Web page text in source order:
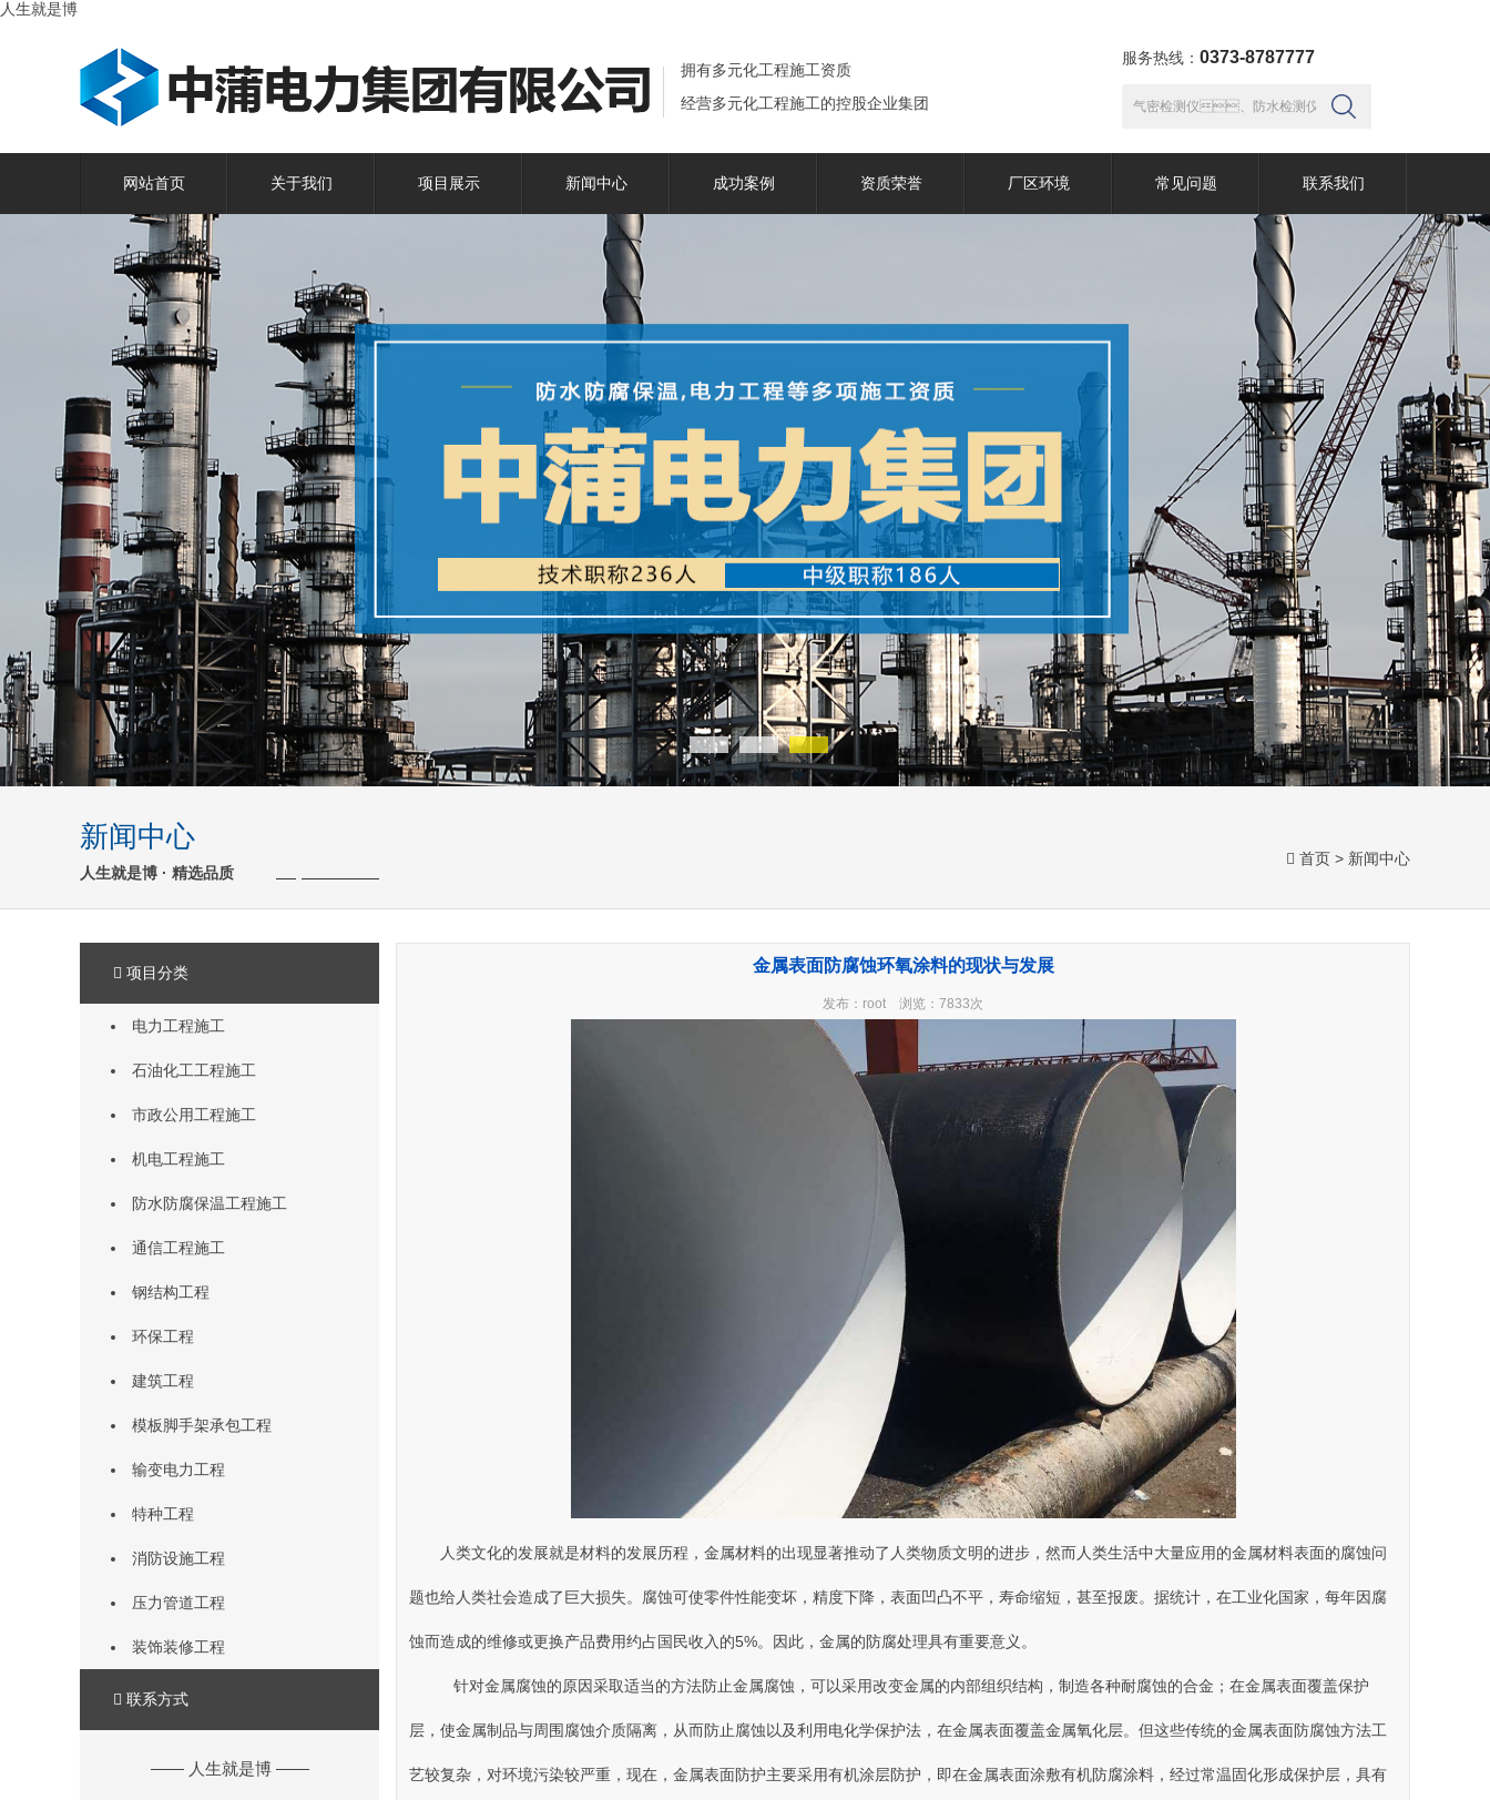
人生就是博
拥有多元化工程施工资质
经营多元化工程施工的控股企业集团
服务热线： 0373-8787777
网站首页 关于我们 项目展示 新闻中心 成功案例 资质荣誉 厂区环境 常见问题 联系我们
新闻中心
人生就是博 · 精选品质
首页 > 新闻中心
项目分类
电力工程施工
石油化工工程施工
市政公用工程施工
机电工程施工
防水防腐保温工程施工
通信工程施工
钢结构工程
环保工程
建筑工程
模板脚手架承包工程
输变电力工程
特种工程
消防设施工程
压力管道工程
装饰装修工程
联系方式
—— 人生就是博 ——
金属表面防腐蚀环氧涂料的现状与发展
发布：root 浏览：7833次
人类文化的发展就是材料的发展历程，金属材料的出现显著推动了人类物质文明的进步，然而人类生活中大量应用的金属材料表面的腐蚀问
题也给人类社会造成了巨大损失。腐蚀可使零件性能变坏，精度下降，表面凹凸不平，寿命缩短 ，甚至报废。据统计，在工业化国家，每年因腐
蚀而造成的维修或更换产品费用约占国民收入的5%。因此，金属的防腐处理具有重要意义 。
针对金属腐蚀的原因采取适当的方法防止金属腐蚀 ，可以采用改变金属的内部组织结构，制造各种耐腐蚀的合金 ；在金属表面覆盖保护
层，使金属制品与周围腐蚀介质隔离，从而防止腐蚀以及利用电化学保护法 ，在金属表面覆盖金属氧化层。但这些传统的金属表面防腐蚀方法工
艺较复杂，对环境污染较严重，现在  ，金属表面防护主要采用有机涂层防护，即在金属表面涂敷有机防腐涂料 ，经过常温固化形成保护层，具有